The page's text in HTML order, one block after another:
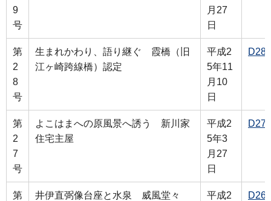
9
号
月27
日
第
2
8
号
生まれかわり、語り継ぐ 霞橋（旧
江ヶ崎跨線橋）認定
平成2
5年11
月10
日
D28
第
2
7
号
よこはまへの原風景へ誘う 新川家
住宅主屋
平成2
5年3
月27
日
D27
第
井伊直弼像台座と水泉 威風堂々
平成2
D26